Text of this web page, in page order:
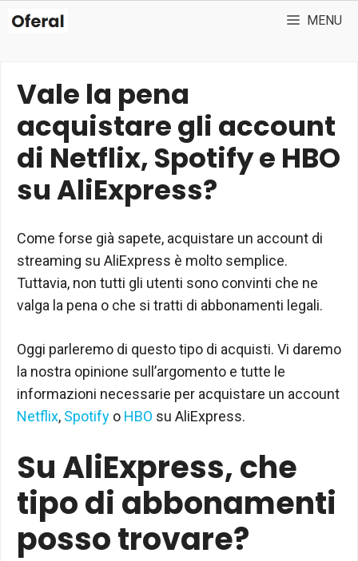
MENU
Vale la pena
acquistare gli account
di Netflix, Spotify e HBO
su AliExpress?
Come forse già sapete, acquistare un account di
streaming su AliExpress è molto semplice.
Tuttavia, non tutti gli utenti sono convinti che ne
valga la pena o che si tratti di abbonamenti legali.
Oggi parleremo di questo tipo di acquisti. Vi daremo
la nostra opinione sull’argomento e tutte le
informazioni necessarie per acquistare un account
Netflix, Spotify o HBO su AliExpress.
Su AliExpress, che
tipo di abbonamenti
posso trovare?